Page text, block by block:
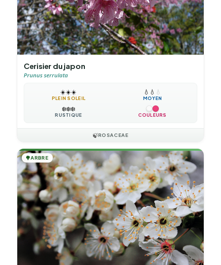
Cerisier du japon
Prunus serrulata
☀️☀️☀️
PLEIN SOLEIL
💧 💧 💧
MOYEN
❄️❄️❄️
RUSTIQUE COULEURS
🍃ROSACEAE
🌳ARBRE